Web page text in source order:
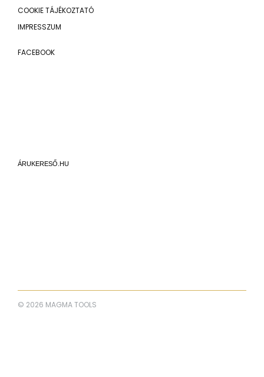
COOKIE TÁJÉKOZTATÓ
IMPRESSZUM
FACEBOOK
ÁRUKERESŐ.HU
© 2026 MAGMA TOOLS